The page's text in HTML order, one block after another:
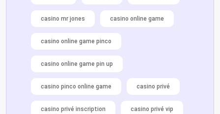
casino mr jones casino online game
casino online game pinco
casino online game pin up
casino pinco online game casino privé
casino privé inscription casino privé vip